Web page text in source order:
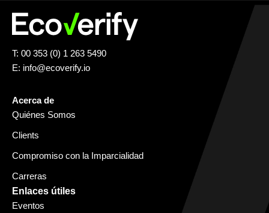
T: 00 353 (0) 1 263 5490
E: info@ecoverify.io
Acerca de
Quiénes Somos
Clients
Compromiso con la Imparcialidad
Carreras
Enlaces útiles
Eventos